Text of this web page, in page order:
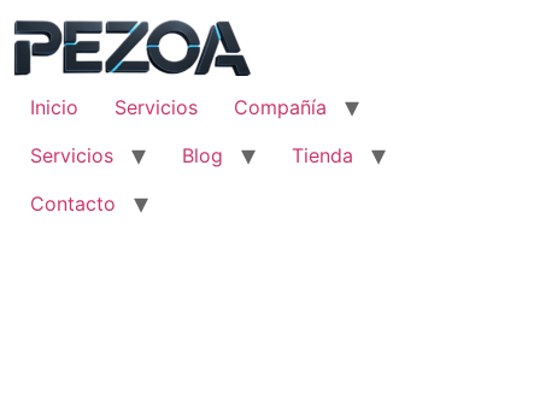
contenido
Inicio
Servicios
Compañía
Servicios
Blog
Tienda
Contacto